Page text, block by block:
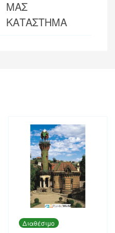
ΜΑΣ
ΚΑΤΑΣΤΗΜΑ
Διαθέσιμο